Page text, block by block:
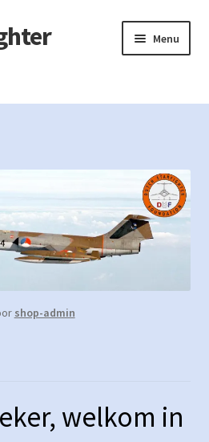
Menu
of retourzenden?
shop-admin
welkom in